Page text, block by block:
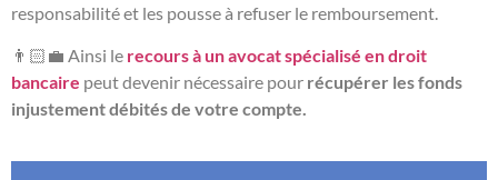
responsabilité et les pousse à refuser le remboursement.
👨🏻‍💼 Ainsi le recours à un avocat spécialisé en droit
bancaire peut devenir nécessaire pour récupérer les fonds
injustement débités de votre compte.